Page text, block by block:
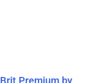
Brit Premium by